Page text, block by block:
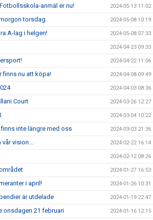
anmäl er nu! 2024-05-13 11:02
torsdag 2024-05-08 10:19
A-lag i helgen! 2024-05-08 07:33
2024-04-23 09:33
2024-04-22 11:06
finns nu att köpa! 2024-04-08 09:49
2024-04-03 08:36
Court 2024-03-26 12:27
2024-03-04 10:22
inte längre med oss 2024-03-03 21:36
vår vision... 2024-02-22 16:14
2024-02-12 08:26
2024-01-27 16:53
i april! 2024-01-26 10:31
är utdelade 2024-01-19 22:47
onsdagen 21 februari 2024-01-16 12:15